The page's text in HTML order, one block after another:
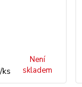
/ks
Není
skladem